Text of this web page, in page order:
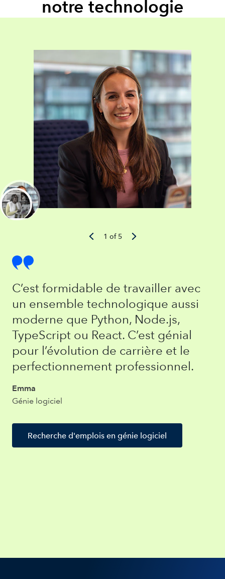
notre technologie
C’est formidable de travailler avec
un ensemble technologique aussi
moderne que Python, Node.js,
TypeScript ou React. C’est génial
pour l’évolution de carrière et le
perfectionnement professionnel.
Emma
Génie logiciel
Recherche d'emplois en génie logiciel
1 of 5